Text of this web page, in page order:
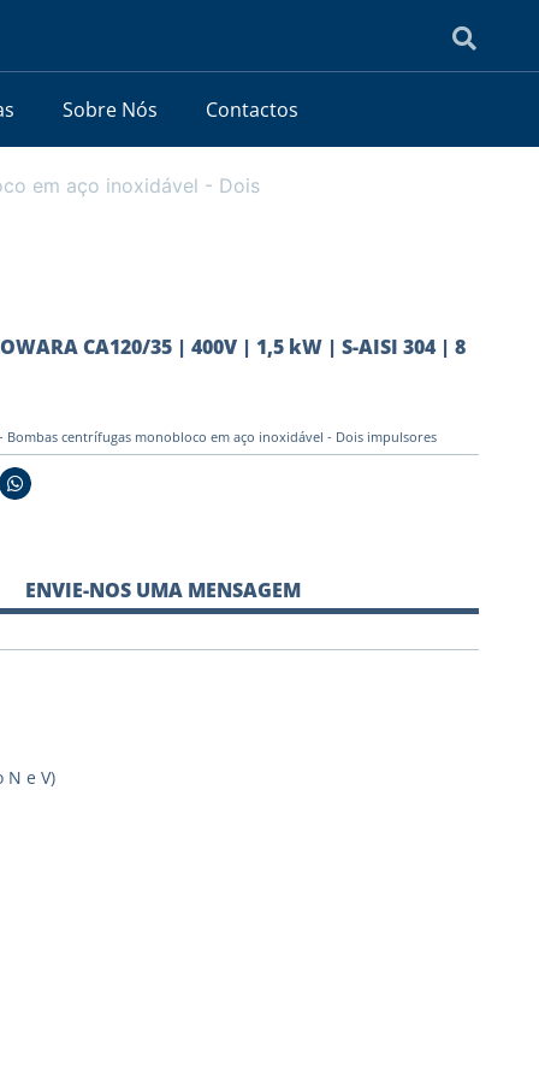
Sobre Nós Contactos
em aço inoxidável - Dois
CA120/35 | 400V | 1,5 kW | S-AISI 304 | 8
- Bombas centrífugas monobloco em aço inoxidável - Dois impulsores
ENVIE-NOS UMA MENSAGEM
N e V)